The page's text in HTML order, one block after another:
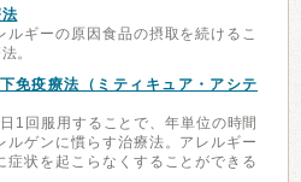
ギーの原因食品の摂取を続けるこ
。
免疫療法（ミティキュア・アシテ
1回服用することで、年単位の時間
ルゲンに慣らす治療法。アレルギー
状を起こらなくすることができる